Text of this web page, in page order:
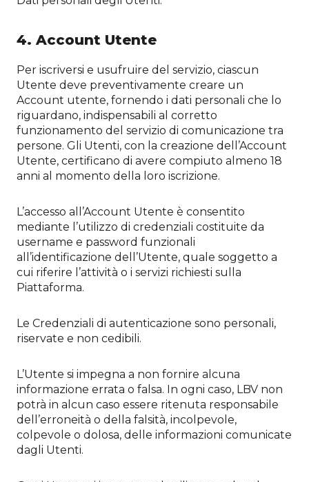
4. Account Utente
Per iscriversi e usufruire del servizio, ciascun
Utente deve preventivamente creare un
Account utente, fornendo i dati personali che lo
riguardano, indispensabili al corretto
funzionamento del servizio di comunicazione tra
persone. Gli Utenti, con la creazione dell’Account
Utente, certificano di avere compiuto almeno 18
anni al momento della loro iscrizione.
L’accesso all’Account Utente è consentito
mediante l’utilizzo di credenziali costituite da
username e password funzionali
all’identificazione dell’Utente, quale soggetto a
cui riferire l’attività o i servizi richiesti sulla
Piattaforma.
Le Credenziali di autenticazione sono personali,
riservate e non cedibili.
L’Utente si impegna a non fornire alcuna
informazione errata o falsa. In ogni caso, LBV non
potrà in alcun caso essere ritenuta responsabile
dell’erroneità o della falsità, incolpevole,
colpevole o dolosa, delle informazioni comunicate
dagli Utenti.